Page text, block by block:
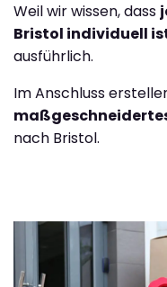
Weil wir wissen, dass
Bristol individuell
ausführlich.
Im Anschluss
nach Bristol.